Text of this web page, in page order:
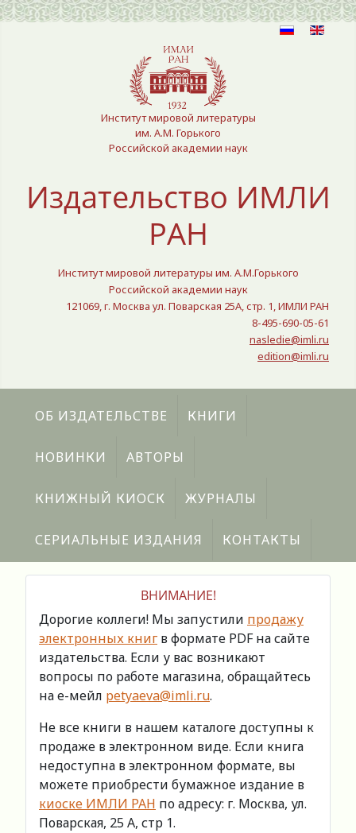
Выберите язык
Институт мировой литературы
им. А.М. Горького
Российской академии наук
Издательство ИМЛИ
РАН
Институт мировой литературы им. А.М.Горького
Российской академии наук
121069, г. Москва ул. Поварская 25A, стр. 1, ИМЛИ РАН
8-495-690-05-61
nasledie@imli.ru
edition@imli.ru
ОБ ИЗДАТЕЛЬСТВЕ КНИГИ
НОВИНКИ АВТОРЫ
КНИЖНЫЙ КИОСК ЖУРНАЛЫ
СЕРИАЛЬНЫЕ ИЗДАНИЯ КОНТАКТЫ
ВНИМАНИЕ!
Дорогие коллеги! Мы запустили продажу
электронных книг в формате PDF на сайте
издательства. Если у вас возникают
вопросы по работе магазина, обращайтесь
на е-мейл petyaeva@imli.ru.
Не все книги в нашем каталоге доступны к
продаже в электронном виде. Если книга
недоступна в электронном формате, вы
можете приобрести бумажное издание в
киоске ИМЛИ РАН по адресу: г. Москва, ул.
Поварская, 25 А, стр 1.